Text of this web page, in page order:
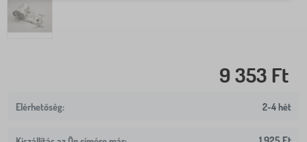
9 353 Ft
2-4 hét